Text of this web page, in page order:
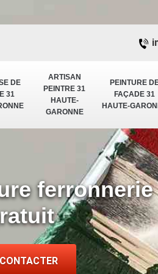
DE
31
ARTISAN
PEINTRE 31
HAUTE-
GARONNE
PEINTURE
FAÇADE 31
HAUTE-
ferronnerie